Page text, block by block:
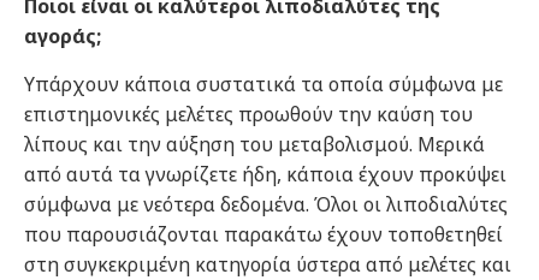
Ποιοι είναι οι καλύτεροι λιποδιαλύτες της
αγοράς;
Υπάρχουν κάποια συστατικά τα οποία σύμφωνα με
επιστημονικές μελέτες προωθούν την καύση του
λίπους και την αύξηση του μεταβολισμού. Μερικά
από αυτά τα γνωρίζετε ήδη, κάποια έχουν προκύψει
σύμφωνα με νεότερα δεδομένα. Όλοι οι λιποδιαλύτες
που παρουσιάζονται παρακάτω έχουν τοποθετηθεί
στη συγκεκριμένη κατηγορία ύστερα από μελέτες και